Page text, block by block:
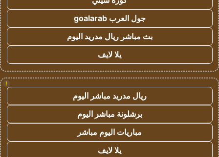
جول العرب goalarab
بث مباشر ريال مدريد اليوم
يلا لايف
!
ريال مدريد مباشر اليوم
برشلونة مباشر اليوم
مباريات اليوم مباشر
يلا لايف